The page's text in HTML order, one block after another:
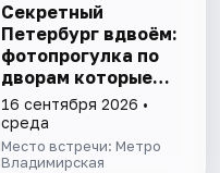
Секретный
Петербург вдвоём:
фотопрогулка по
дворам которые
знают только
местные
16 сентября 2026 •
среда
Место встречи: Метро
Владимирская